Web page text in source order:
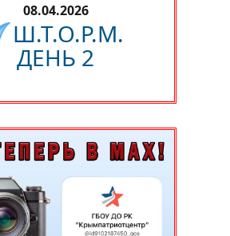
08.04.2026
Ш.Т.О.Р.М.
ДЕНЬ 2